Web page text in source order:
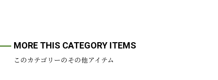
MORE THIS CATEGORY ITEMS
このカテゴリーのその他アイテム